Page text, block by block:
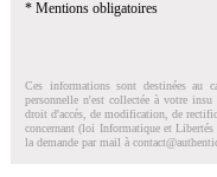
* Mentions obligatoires
Ces informations sont destinées au
personnelle n'est collectée à votre
droit d'accés, de modification, de
concernant (loi Informatique et
la demande par mail à